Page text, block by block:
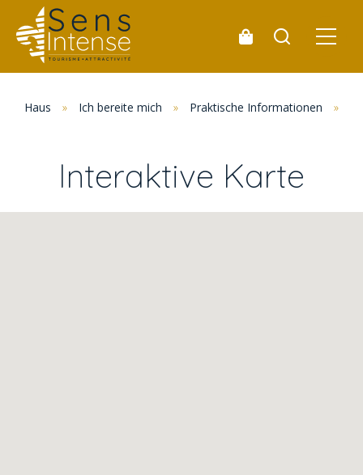
Haus » Ich bereite mich » Praktische Informationen »
Interaktive Karte